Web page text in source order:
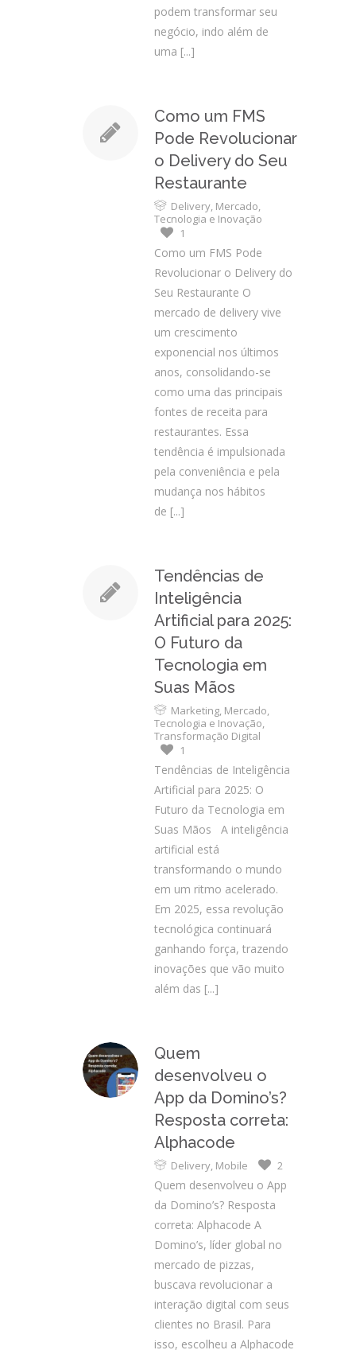
podem transformar seu
negócio, indo além de
uma [...]
Como um FMS
Pode Revolucionar
o Delivery do Seu
Restaurante
Delivery, Mercado,
Tecnologia e Inovação
1
Como um FMS Pode
Revolucionar o Delivery do
Seu Restaurante O
mercado de delivery vive
um crescimento
exponencial nos últimos
anos, consolidando-se
como uma das principais
fontes de receita para
restaurantes. Essa
tendência é impulsionada
pela conveniência e pela
mudança nos hábitos
de [...]
Tendências de
Inteligência
Artificial para 2025:
O Futuro da
Tecnologia em
Suas Mãos
Marketing, Mercado,
Tecnologia e Inovação,
Transformação Digital
1
Tendências de Inteligência
Artificial para 2025: O
Futuro da Tecnologia em
Suas Mãos A inteligência
artificial está
transformando o mundo
em um ritmo acelerado.
Em 2025, essa revolução
tecnológica continuará
ganhando força, trazendo
inovações que vão muito
além das [...]
Quem
desenvolveu o
App da Domino’s?
Resposta correta:
Alphacode
Delivery, Mobile 2
Quem desenvolveu o App
da Domino’s? Resposta
correta: Alphacode A
Domino’s, líder global no
mercado de pizzas,
buscava revolucionar a
interação digital com seus
clientes no Brasil. Para
isso, escolheu a Alphacode